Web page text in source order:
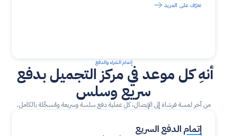
تعرّف على المزيد
إتمام الشراء والدفع
سريع وسلس
من آخر لمسة فرشاة إلى الإيصال، كل عملية دفع سلسة وسريعة ومُسجَّلة بالكامل.
إتمام الدفع السريع